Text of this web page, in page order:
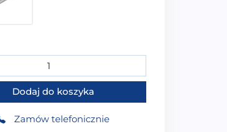
GD14090ES CZARNY Brodzik prysznicowy
Dodaj do koszyka
Zamów telefonicznie